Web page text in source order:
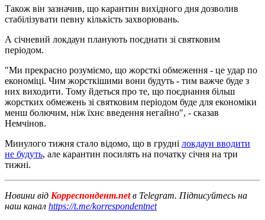
Також він зазначив, що карантин вихідного дня дозволив
стабілізувати певну кількість захворювань.
А січневий локдаун планують поєднати зі святковим
періодом.
"Ми прекрасно розуміємо, що жорсткі обмеження - це удар по
економіці. Чим жорсткішими вони будуть - тим важче буде з
них виходити. Тому йдеться про те, що поєднання більш
жорстких обмежень зі святковим періодом буде для економіки
менш болючим, ніж їхнє введення негайно", - сказав
Немчінов.
Минулого тижня стало відомо, що в грудні локдаун вводити
не будуть, але карантин посилять на початку січня на три
тижні.
Новини від Корреспондент.netв Telegram. Підписуйтесь на
наш канал https://t.me/korrespondentnet